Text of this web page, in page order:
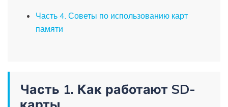
Часть 4. Советы по использованию карт
памяти
Часть 1. Как работают SD-